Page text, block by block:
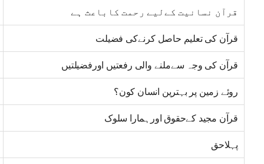
قرآن نسانیت کےلیے رحمت کاباعث ہے
قرآن کی تعلیم حاصل کرنےکی فضیلت
قرآن کی وجہ سےملنے والی رفعتیں اورفضیلتیں
روئے زمین پر بہترین انسان کون؟
قرآن مجید کےحقوق اورہمارا سلوک
پہلاحق